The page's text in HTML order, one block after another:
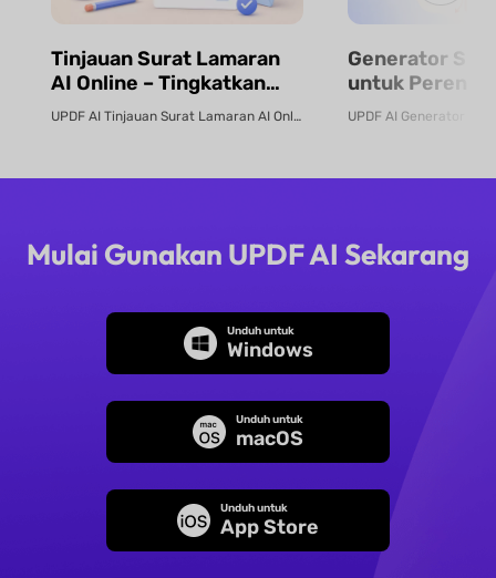
Tinjauan Surat Lamaran
AI Online – Tingkatkan
Lamaran Kerja Anda |
UPDF AI
UPDF AI Tinjauan Surat Lamaran AI Online Gunakan Tinjauan Surat Lamaran UP...
Generator
untuk
Kursus,
Mulai Gunakan UPDF AI Sekarang
Unduh untuk
Windows
Unduh untuk
macOS
Unduh untuk
App Store